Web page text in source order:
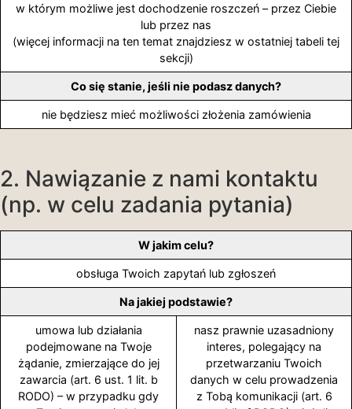
w którym możliwe jest dochodzenie roszczeń – przez Ciebie
lub przez nas
(więcej informacji na ten temat znajdziesz w ostatniej tabeli tej
sekcji)
Co się stanie, jeśli nie podasz danych?
nie będziesz mieć możliwości złożenia zamówienia
2. Nawiązanie z nami kontaktu
(np. w celu zadania pytania)
W jakim celu?
obsługa Twoich zapytań lub zgłoszeń
Na jakiej podstawie?
umowa lub działania
podejmowane na Twoje
żądanie, zmierzające do jej
zawarcia (art. 6 ust. 1 lit. b
RODO) – w przypadku gdy
nasz prawnie uzasadniony
interes, polegający na
przetwarzaniu Twoich
danych w celu prowadzenia
z Tobą komunikacji (art. 6